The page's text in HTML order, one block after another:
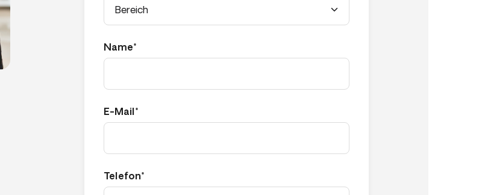
Name*
E-Mail*
Telefon*